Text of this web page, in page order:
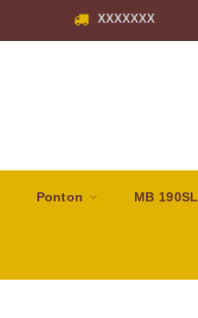
XXXXXXX
Ponton MB 190SL